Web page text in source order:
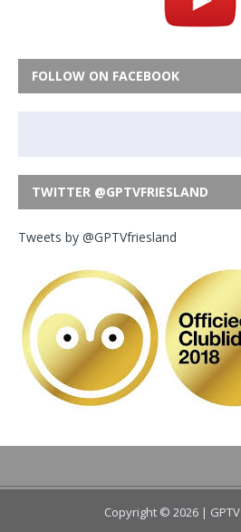
FOLLOW ON FACEBOOK
TWITTER @GPTVFRIESLAND
Tweets by @GPTVfriesland
Copyright © 2026 | GPTV